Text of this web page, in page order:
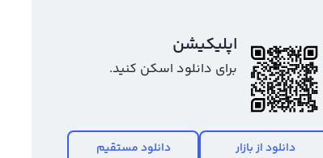
اپلیکیشن
برای دانلود اسکن کنید.
دانلود از بازار دانلود مستقیم